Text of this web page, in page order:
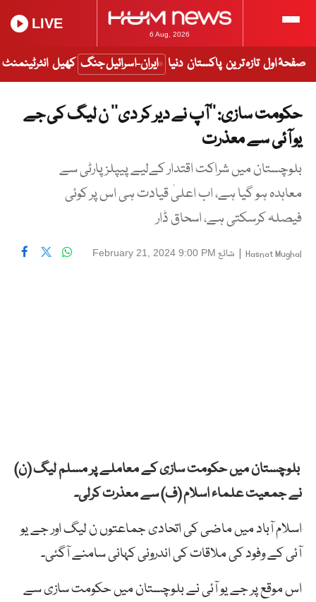
6 Aug, 2026
LIVE
صفحۂ اول تازہ ترین پاکستان دنیا ایران-اسرائیل جنگ کھیل انٹرٹینمنٹ
حکومت سازی: ’’آپ نے دیر کر دی’’ ن لیگ کی جے
یو آئی سے معذرت
بلوچستان میں شراکت اقتدار کےلیے پیپلز پارٹی سے
معاہدہ ہو گیا ہے، اب اعلیٰ قیادت ہی اس پر کوئی
فیصلہ کرسکتی ہے، اسحاق ڈار
Hasnat Mughal
| شائع February 21, 2024 9:00 PM
بلوچستان میں حکومت سازی کے معاملے پر مسلم لیگ (ن)
نے جمعیت علماء اسلام (ف) سے معذرت کرلی۔
اسلام آباد میں ماضی کی اتحادی جماعتوں ن لیگ اور جے یو
آئی کے وفود کی ملاقات کی اندرونی کہانی سامنے آگئی۔
اس موقع پر جے یو آئی نے بلوچستان میں حکومت سازی سے